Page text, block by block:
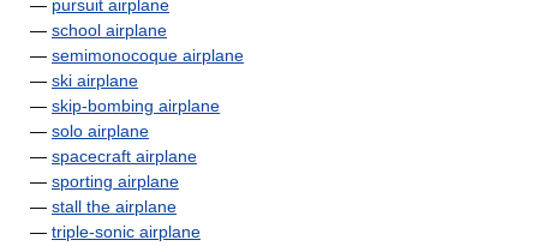
— pursuit airplane
— school airplane
— semimonocoque airplane
— ski airplane
— skip-bombing airplane
— solo airplane
— spacecraft airplane
— sporting airplane
— stall the airplane
— triple-sonic airplane